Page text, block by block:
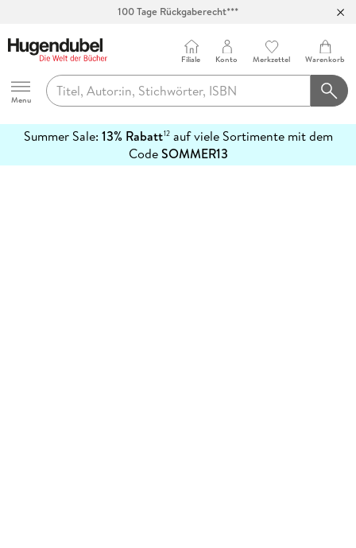
100 Tage Rückgaberecht***
Hugendubel
Menu
Filiale Konto Merkzettel Warenkorb
Summer Sale: 13% Rabatt12auf viele Sortimente mit dem
CodeSOMMER13
erfahren